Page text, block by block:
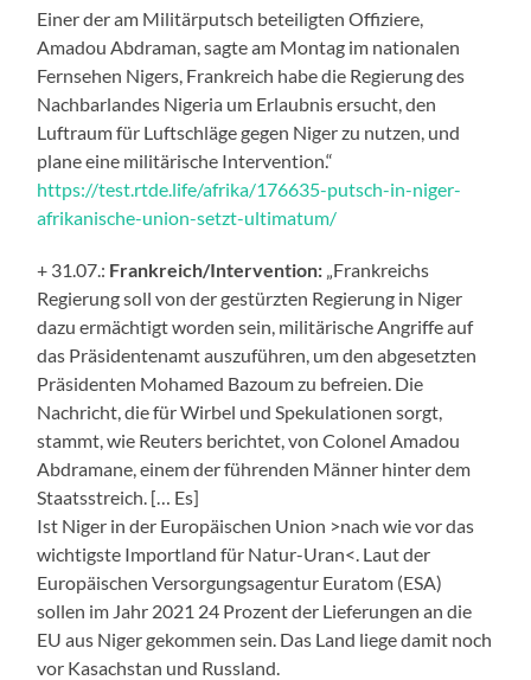
Einer der am Militärputsch beteiligten Offiziere,
Amadou Abdraman, sagte am Montag im nationalen
Fernsehen Nigers, Frankreich habe die Regierung des
Nachbarlandes Nigeria um Erlaubnis ersucht, den
Luftraum für Luftschläge gegen Niger zu nutzen, und
plane eine militärische Intervention.“
https://test.rtde.life/afrika/176635-putsch-in-niger-
afrikanische-union-setzt-ultimatum/
+ 31.07.: Frankreich/Intervention: „Frankreichs
Regierung soll von der gestürzten Regierung in Niger
dazu ermächtigt worden sein, militärische Angriffe auf
das Präsidentenamt auszuführen, um den abgesetzten
Präsidenten Mohamed Bazoum zu befreien. Die
Nachricht, die für Wirbel und Spekulationen sorgt,
stammt, wie Reuters berichtet, von Colonel Amadou
Abdramane, einem der führenden Männer hinter dem
Staatsstreich. [… Es]
Ist Niger in der Europäischen Union >nach wie vor das
wichtigste Importland für Natur-Uran<. Laut der
Europäischen Versorgungsagentur Euratom (ESA)
sollen im Jahr 2021 24 Prozent der Lieferungen an die
EU aus Niger gekommen sein. Das Land liege damit noch
vor Kasachstan und Russland.